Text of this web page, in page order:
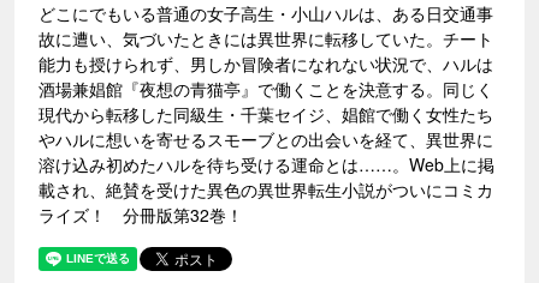
どこにでもいる普通の女子高生・小山ハルは、ある日交通事
故に遭い、気づいたときには異世界に転移していた。チート
能力も授けられず、男しか冒険者になれない状況で、ハルは
酒場兼娼館『夜想の青猫亭』で働くことを決意する。同じく
現代から転移した同級生・千葉セイジ、娼館で働く女性たち
やハルに想いを寄せるスモーブとの出会いを経て、異世界に
溶け込み初めたハルを待ち受ける運命とは……。Web上に掲
載され、絶賛を受けた異色の異世界転生小説がついにコミカ
ライズ！ 分冊版第32巻！